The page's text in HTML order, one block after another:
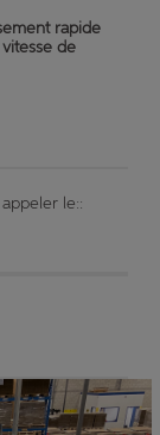
rapide
de
le::